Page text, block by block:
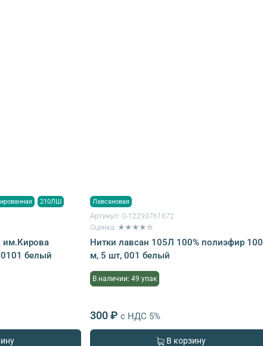
210ЛШ
белый
Лавсановая
Артикул: G-12293761672
Оценка: ★★★★☆
Нитки лавсан 105Л 100% полиэфир 100
м, 5 шт, 001 белый
В наличии: 49 упак
300 ₽ с НДС 5%
В корзину